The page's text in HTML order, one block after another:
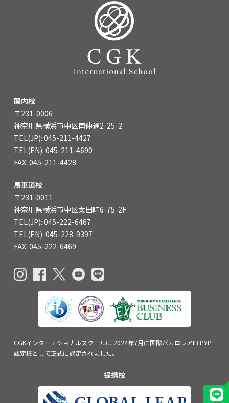
学校経営コンサル
保育園用物件紹介
TEL(JP): 045-211-4427
TEL(EN): 045-211-4690
馬車道校
TEL(JP): 045-222-6467
TEL(EN): 045-228-9397
関内校
〒231-0006
神奈川県横浜市中区南仲通2-25-2
TEL(JP): 045-211-4427
TEL(EN): 045-211-4690
FAX: 045-211-4428
馬車道校
〒231-0011
神奈川県横浜市中区太田町6-75-2F
TEL(JP): 045-222-6467
TEL(EN): 045-228-9397
FAX: 045-222-6469
CGKインターナショナルスクールは 2024年7月に国際バカロレアIB PYP
認定校として正式に認定されました。
提携校